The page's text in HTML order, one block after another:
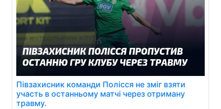
Півзахисник команди Полісся не зміг взяти
участь в останньому матчі через отриману
травму.